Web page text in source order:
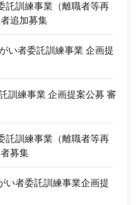
訓練事業（離職者等再
追加募集
い者委託訓練事業 企画提
訓練事業 企画提案公募 審
訓練事業（離職者等再
募集
い者委託訓練事業企画提